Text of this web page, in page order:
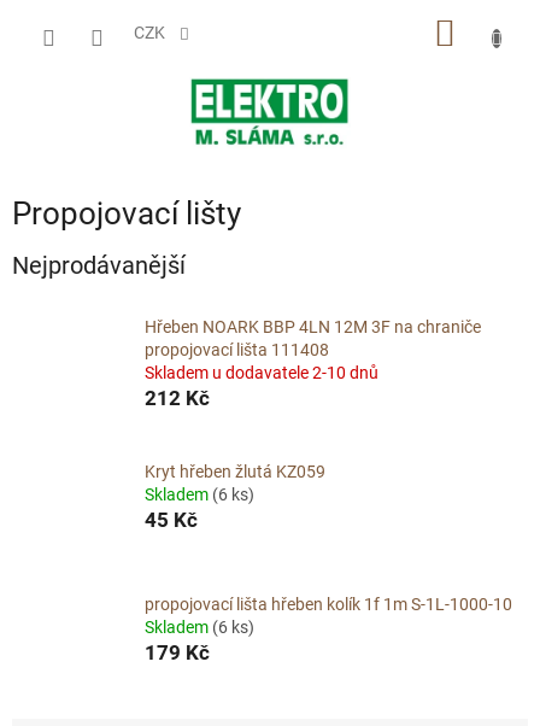
CZK
Propojovací lišty
Nejprodávanější
Hřeben NOARK BBP 4LN 12M 3F na chraniče
propojovací lišta 111408
Skladem u dodavatele 2-10 dnů
212 Kč
Kryt hřeben žlutá KZ059
Skladem (6 ks)
45 Kč
propojovací lišta hřeben kolík 1f 1m S-1L-1000-10
Skladem (6 ks)
179 Kč